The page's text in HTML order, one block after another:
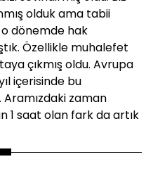
olduk ama tabii
dönemde hak
Özellikle muhalefet
çıkmış oldu. Avrupa
içerisinde bu
zaman
1 saat olan fark da artık